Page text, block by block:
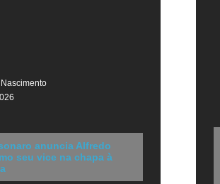
anuncia Alfredo
seu vice na chapa à